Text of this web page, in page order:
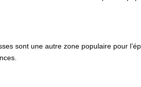
sont une autre zone populaire pour